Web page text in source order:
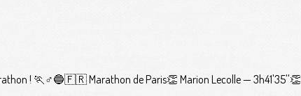
! 🏃♂️🔵🇫🇷 Marathon de Paris👏 Marion Lecolle — 3h41'35''👏...